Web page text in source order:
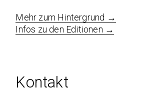
Mehr zum Hintergrund →
Infos zu den Editionen →
Kontakt